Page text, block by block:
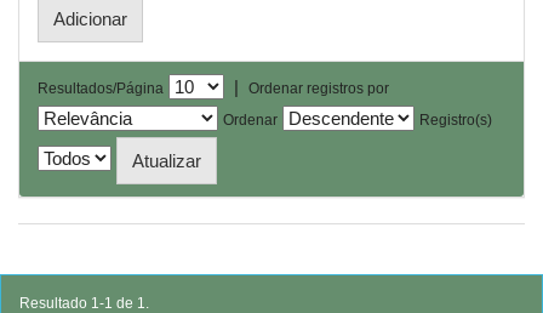
Resultados/Página |
Ordenar registros por
Ordenar
Registro(s)
Resultado 1-1 de 1.